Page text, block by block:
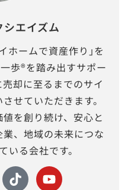
エイズム
ホームで資産作り｣を
歩®を踏み出すサポー
却に至るまでのサイ
せていただきます。
を創り続け、安心と
、地域の未来につな
いる会社です。